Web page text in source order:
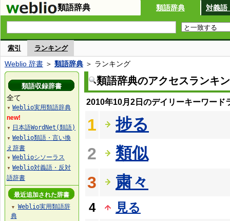
類語辞典 類語辞典 対義語
索引 ランキング
Weblio 辞書 ＞ 類語辞典 ＞ ランキング
類語辞典のアクセスランキ
2010年10月2日のデイリーキーワード
1
捗る
2
類似
3
粛々
4
見る
類語収録辞書
全て
▼ Weblio実用類語辞典
new!
▼ 日本語WordNet(類語)
▼ Weblio類語・言い換
え辞書
▼ Weblioシソーラス
▼ Weblio対義語・反対
語辞書
最近追加された辞書
▼
Weblio実用類語辞
典